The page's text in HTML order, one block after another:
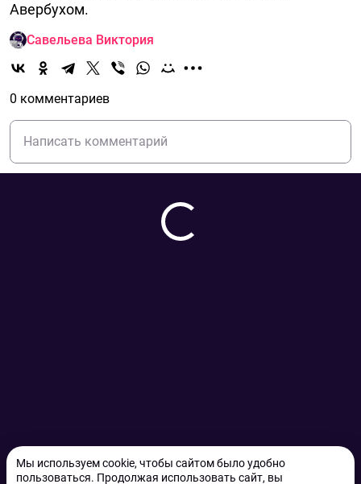
Мы используем cookie, чтобы сайтом было удобно
пользоваться. Продолжая использовать сайт, вы
Авербухом.
Савельева Виктория
0 комментариев